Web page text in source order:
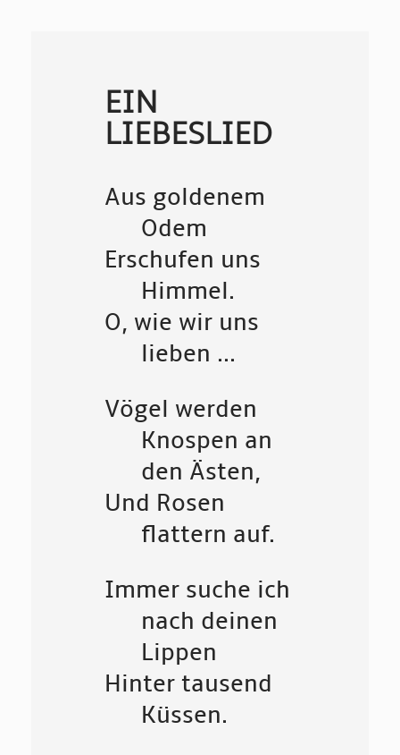
EIN
LIEBESLIED
Aus goldenem
Odem
Erschufen uns
Himmel.
O, wie wir uns
lieben ...
Vögel werden
Knospen an
den Ästen,
Und Rosen
flattern auf.
Immer suche ich
nach deinen
Lippen
Hinter tausend
Küssen.